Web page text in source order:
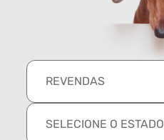
REVENDAS
SELECIONE O ESTADO